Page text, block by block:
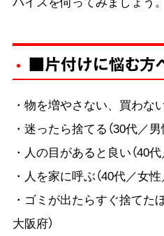
■片付けに悩む方
・物を増やさない、買わな
・迷ったら捨てる（30代／男
・人の目があると良い（40
・人を家に呼ぶ（40代／女性
・ゴミが出たらすぐ捨てた
大阪府）